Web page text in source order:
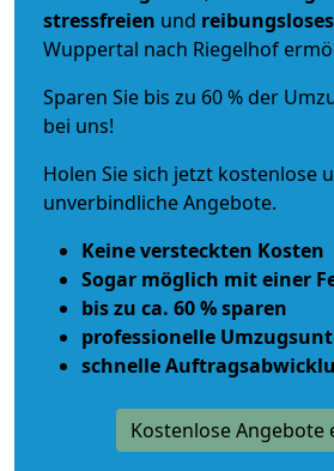
stressfreien und reibungsloses
Wuppertal nach Riegelhof
Sparen Sie bis zu 60 % der
bei uns!
Holen Sie sich jetzt kostenlose
unverbindliche Angebote.
Keine versteckten Kosten
Sogar möglich mit einer
bis zu ca. 60 % sparen
professionelle
schnelle
Kostenlose Angebote